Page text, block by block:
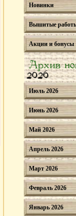
Новинки
Вышитые
Акции и бонусы
Архив
2026
Июль 2026
Июнь 2026
Май 2026
Апрель 2026
Март 2026
Февраль 2026
Январь 2026